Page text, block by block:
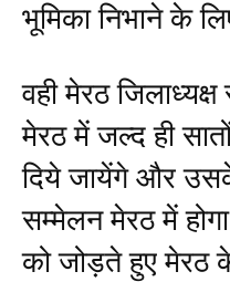
भूमिका निभाने के
वही मेरठ
मेरठ में जल्द ही
दिये जायेंगे और उसके
सम्मेलन मेरठ में
को जोड़ते हुए